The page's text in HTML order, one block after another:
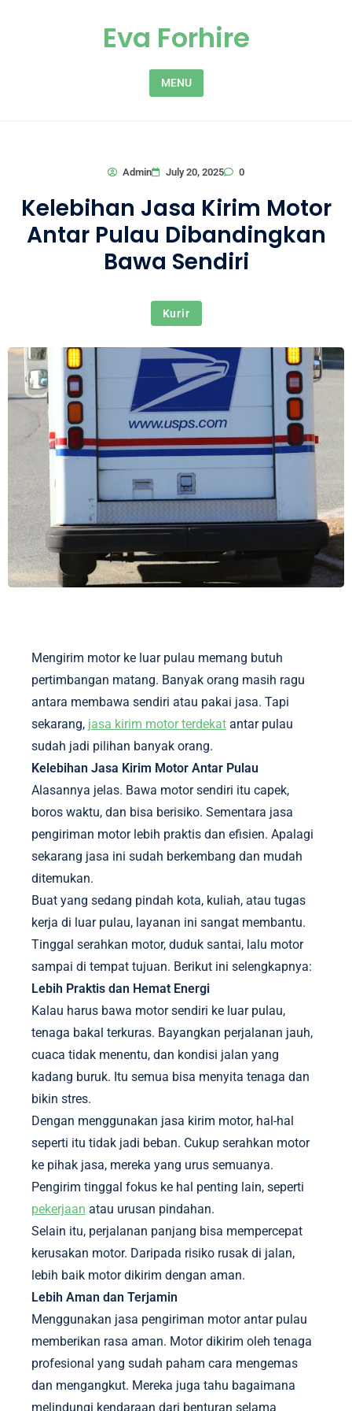
Eva Forhire
MENU
Admin July 20, 2025 0
Kelebihan Jasa Kirim Motor
Antar Pulau Dibandingkan
Bawa Sendiri
Kurir
Mengirim motor ke luar pulau memang butuh
pertimbangan matang. Banyak orang masih ragu
antara membawa sendiri atau pakai jasa. Tapi
sekarang, jasa kirim motor terdekat antar pulau
sudah jadi pilihan banyak orang.
Kelebihan Jasa Kirim Motor Antar Pulau
Alasannya jelas. Bawa motor sendiri itu capek,
boros waktu, dan bisa berisiko. Sementara jasa
pengiriman motor lebih praktis dan efisien. Apalagi
sekarang jasa ini sudah berkembang dan mudah
ditemukan.
Buat yang sedang pindah kota, kuliah, atau tugas
kerja di luar pulau, layanan ini sangat membantu.
Tinggal serahkan motor, duduk santai, lalu motor
sampai di tempat tujuan. Berikut ini selengkapnya:
Lebih Praktis dan Hemat Energi
Kalau harus bawa motor sendiri ke luar pulau,
tenaga bakal terkuras. Bayangkan perjalanan jauh,
cuaca tidak menentu, dan kondisi jalan yang
kadang buruk. Itu semua bisa menyita tenaga dan
bikin stres.
Dengan menggunakan jasa kirim motor, hal-hal
seperti itu tidak jadi beban. Cukup serahkan motor
ke pihak jasa, mereka yang urus semuanya.
Pengirim tinggal fokus ke hal penting lain, seperti
pekerjaan atau urusan pindahan.
Selain itu, perjalanan panjang bisa mempercepat
kerusakan motor. Daripada risiko rusak di jalan,
lebih baik motor dikirim dengan aman.
Lebih Aman dan Terjamin
Menggunakan jasa pengiriman motor antar pulau
memberikan rasa aman. Motor dikirim oleh tenaga
profesional yang sudah paham cara mengemas
dan mengangkut. Mereka juga tahu bagaimana
melindungi kendaraan dari benturan selama